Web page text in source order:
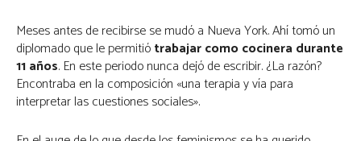
Meses antes de recibirse se mudó a Nueva York. Ahí tomó un
diplomado que le permitiótrabajar como cocinera durante
11 años. En este periodo nunca dejó de escribir. ¿La razón?
Encontraba en la composición «una terapia y vía para
interpretar las cuestiones sociales».